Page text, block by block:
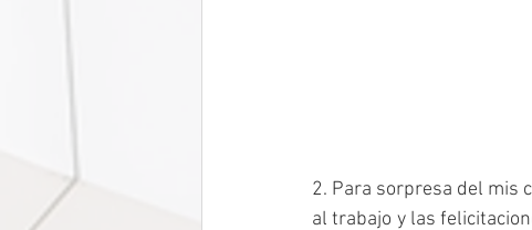
2. Para sorpresa del mis
al trabajo y las